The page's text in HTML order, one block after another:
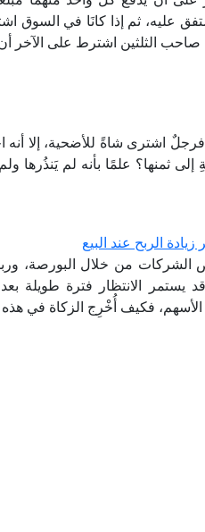
عليه، ثم إذا كانَا في السوق
صاحب الثلثين اشترط على الآخر
اشترى شاةً للأضحية، إلا
إلى ثمنها؟ علمًا بأنه لم يَنذُرها
الربح عند البيع
من خلال البورصة،
يستمر الانتظار فترة طويلة
فكيف أُخْرِج الزكاة في هذه